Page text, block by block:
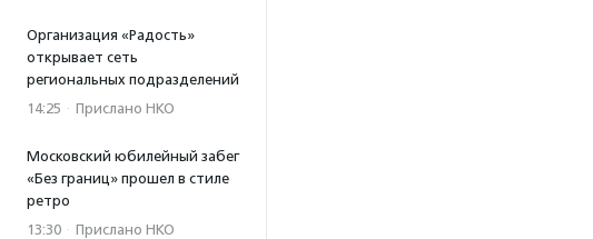
Организация «Радость»
открывает сеть
региональных подразделений
14:25 · Прислано НКО
Московский юбилейный забег
«Без границ» прошел в стиле
ретро
13:30 · Прислано НКО